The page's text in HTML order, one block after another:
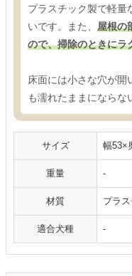
プラスチック製で軽量
いです。また、 屋根の
ので、掃除のときにラ
床面には小さな穴が開
も濡れたままにならな
サイズ 幅53×
重量 -
材質 プラ
適合犬種 -